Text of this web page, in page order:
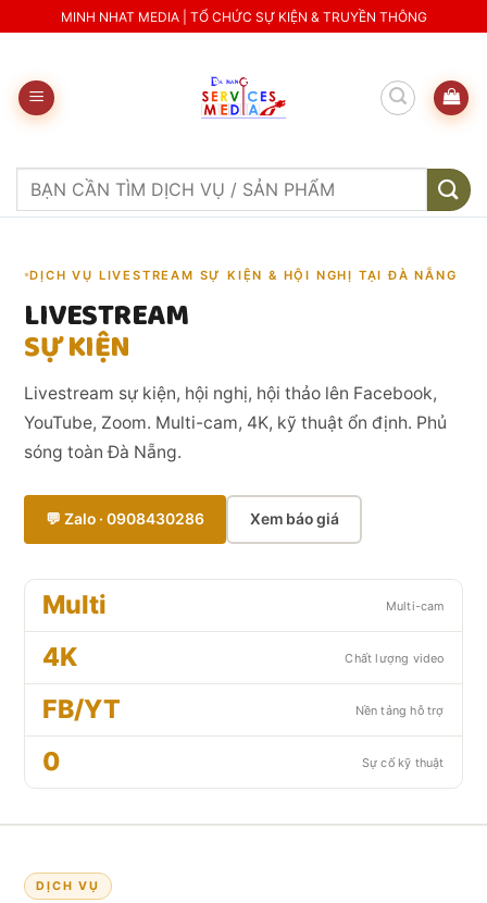
to
MINH NHAT MEDIA | TỔ CHỨC SỰ KIỆN & TRUYỀN THÔNG
Search
DỊCH VỤ LIVESTREAM SỰ KIỆN & HỘI NGHỊ TẠI ĐÀ NẴNG
LIVESTREAM
SỰ KIỆN
Livestream sự kiện, hội nghị, hội thảo lên Facebook,
YouTube, Zoom. Multi-cam, 4K, kỹ thuật ổn định. Phủ
sóng toàn Đà Nẵng.
💬 Zalo · 0908430286 Xem báo giá
Multi Multi-cam
4K Chất lượng video
FB/YT Nền tảng hỗ trợ
0 Sự cố kỹ thuật
DỊCH VỤ